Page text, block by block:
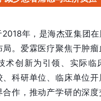
年，是海杰亚集团
局。爱霖医疗聚焦于肿
术创新为引领、实际临
、科研单位、临床单位开
合作，推动产学研的深